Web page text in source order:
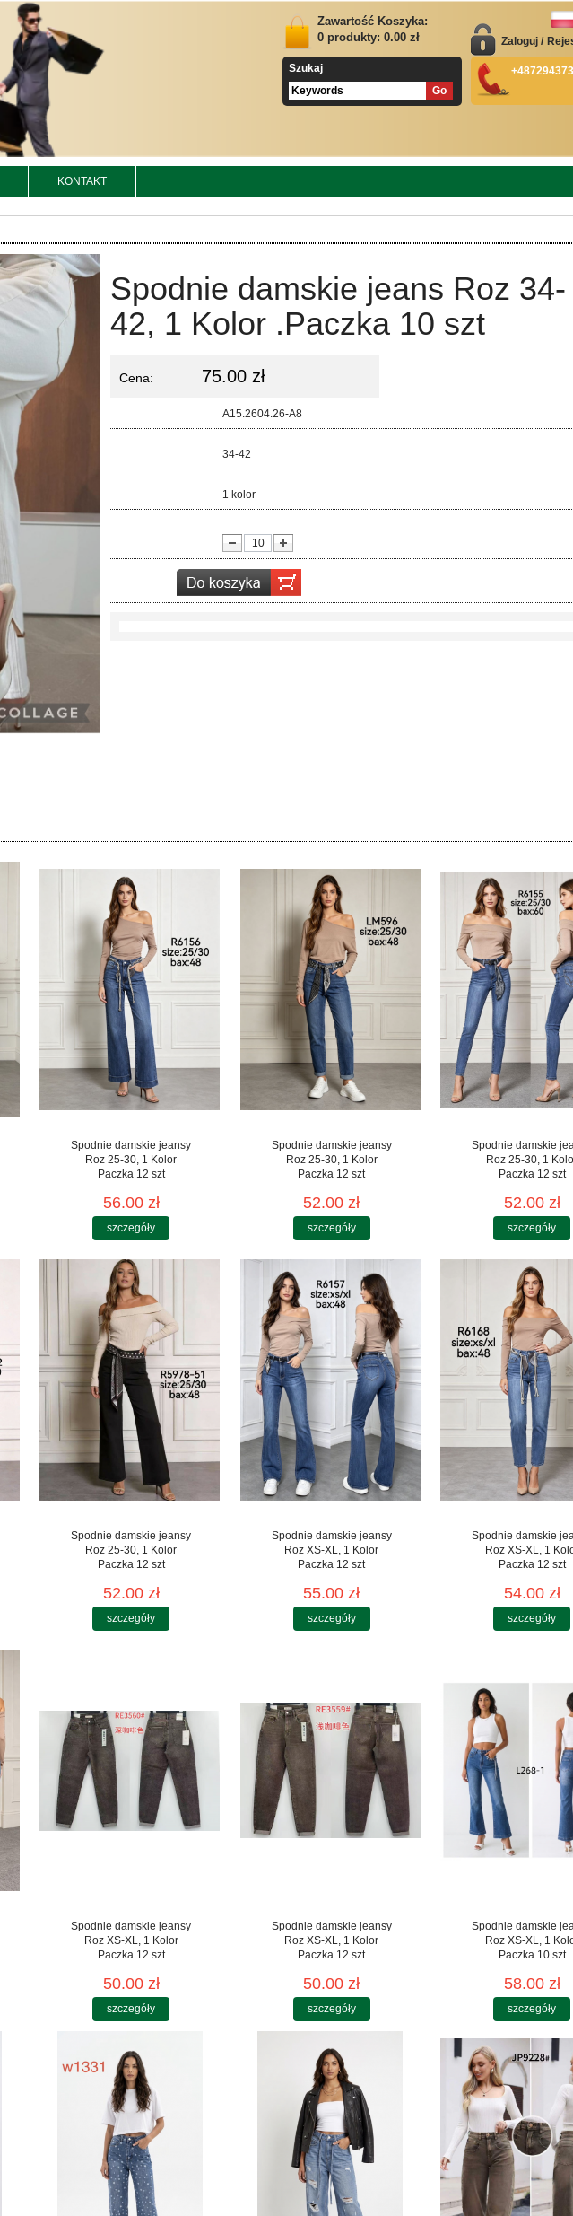
Zawartość Koszyka:
0 produkty: 0.00 zł
Szukaj
Zaloguj /
KONTAKT
Spodnie damskie jeans Roz 34-
42, 1 Kolor .Paczka 10 szt
Cena: 75.00 zł
A15.2604.26-A8
34-42
1 kolor
Spodnie damskie jeansy
Roz 25-30, 1 Kolor
Paczka 12 szt
56.00 zł
szczegóły
Spodnie damskie jeansy
Roz 25-30, 1 Kolor
Paczka 12 szt
52.00 zł
szczegóły
Spodnie damskie
Roz 25-30, 1
Paczka 12 szt
52.00 zł
szczegóły
Spodnie damskie jeansy
Roz 25-30, 1 Kolor
Paczka 12 szt
52.00 zł
szczegóły
Spodnie damskie jeansy
Roz XS-XL, 1 Kolor
Paczka 12 szt
55.00 zł
szczegóły
Spodnie damskie
Roz XS-XL, 1
Paczka 12 szt
54.00 zł
szczegóły
Spodnie damskie jeansy
Roz XS-XL, 1 Kolor
Paczka 12 szt
50.00 zł
szczegóły
Spodnie damskie jeansy
Roz XS-XL, 1 Kolor
Paczka 12 szt
50.00 zł
szczegóły
Spodnie damskie
Roz XS-XL, 1
Paczka 10 szt
58.00 zł
szczegóły